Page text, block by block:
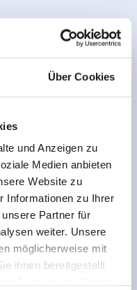
Über Cookies
und Anzeigen zu
Medien anbieten
Website zu
Informationen zu Ihrer
Partner für
weiter. Unsere
möglicherweise mit
ihnen bereitgestellt